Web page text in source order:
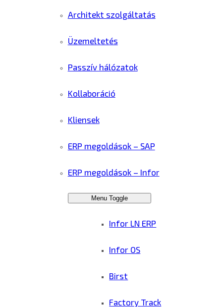
Architekt szolgáltatás
Üzemeltetés
Passzív hálózatok
Kollaboráció
Kliensek
ERP megoldások – SAP
ERP megoldások – Infor
Menu Toggle
Infor LN ERP
Infor OS
Birst
Factory Track